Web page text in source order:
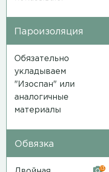
Пароизоляция
Обязательно
укладываем
"Изоспан" или
аналогичные
материалы
Обвязка
13